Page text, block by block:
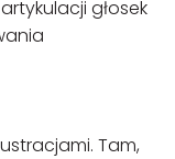
głosek
Tam,